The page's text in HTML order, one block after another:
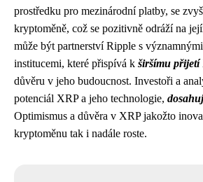
prostředku pro mezinárodní platby, se
kryptoměně, což se pozitivně odráží na
může být partnerství Ripple s
institucemi, které přispívá k širšímu přijetí
důvěru v jeho budoucnost. Investoři a
potenciál XRP a jeho technologie,
Optimismus a důvěra v XRP jakožto
kryptoměnu tak i nadále roste.